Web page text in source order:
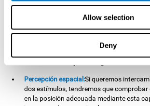
Allow selection
Deny
más elaboradas. Esto lo llevamos a cabo
memoria no verbal. Practicando
nuestra memoria no verbal con este
resultarnos más sencillo memorizar
Percepción espacial:Si queremos
dos estímulos, tendremos que comprobar
en la posición adecuada mediante esta